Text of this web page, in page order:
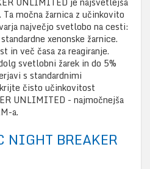
Ta močna žarnica z učinkovito
največjo svetlobo na cesti:
xenonske žarnice.
in več časa za reagiranje.
svetlobni žarek in do 5%
s standardnimi
čisto učinkovitost
UNLIMITED - najmočnejša
a.
NIGHT BREAKER